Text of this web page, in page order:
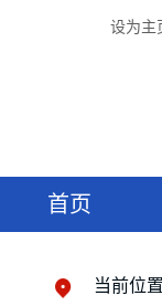
设为主
首页
当前位置